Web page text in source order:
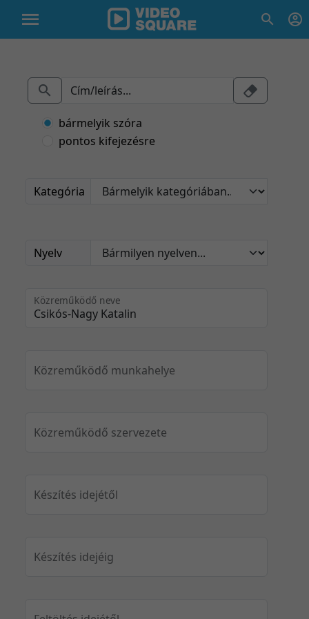
bármelyik szóra
pontos kifejezésre
Kategória
Nyelv
Közreműködő neve
Közreműködő munkahelye
Közreműködő szervezete
Készítés idejétől
Készítés idejéig